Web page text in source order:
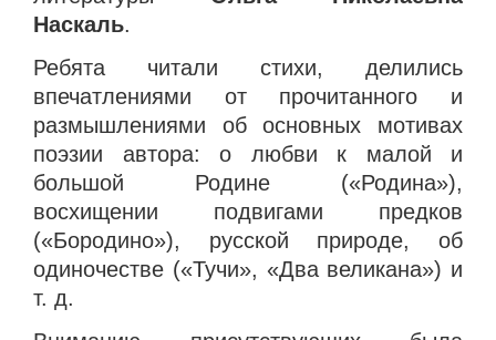
Наскаль.
Ребята читали стихи, делились
впечатлениями от прочитанного и
размышлениями об основных мотивах
поэзии автора: о любви к малой и
большой Родине («Родина»),
восхищении подвигами предков
(«Бородино»), русской природе, об
одиночестве («Тучи», «Два великана») и
т. д.